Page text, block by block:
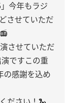
今年もラジ
させていただ
させていただ
ですこの重
の感謝を込め